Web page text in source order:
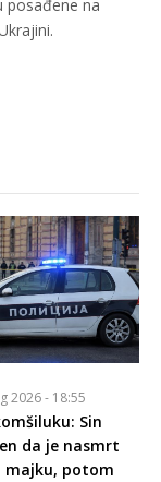
posađene na
2026 - 18:55
Sin
da je nasmrt
majku, potom